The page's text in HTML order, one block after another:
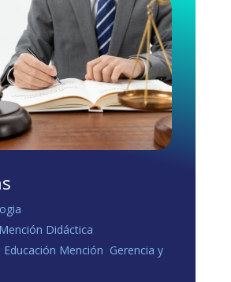
Didáctica
Educación Mención Gerencia y